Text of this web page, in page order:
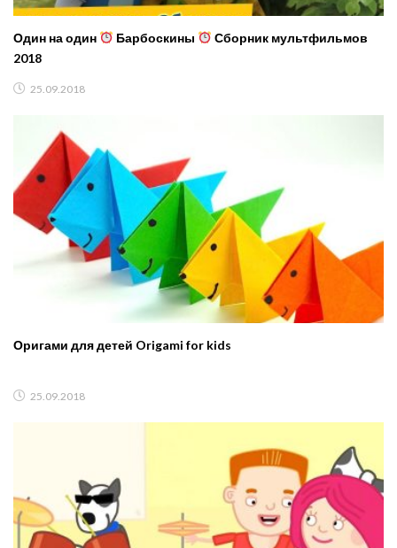
Один на один Барбоскины
Сборник мультфильмов
2018
25.09.2018
Оригами для детей Origami for kids
25.09.2018